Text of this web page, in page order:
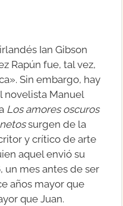
Ian Gibson
Rapún fue, tal vez,
Sin embargo, hay
novelista Manuel
Los amores oscuros
surgen de la
y crítico de arte
aquel envió su
un mes antes de ser
años mayor que
que Juan.